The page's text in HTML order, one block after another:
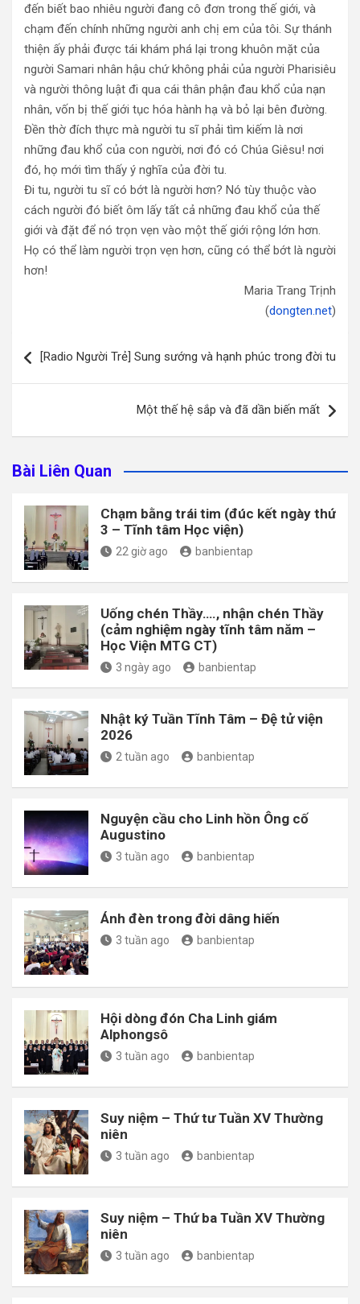
đến biết bao nhiêu người đang cô đơn trong thế giới, và
chạm đến chính những người anh chị em của tôi. Sự thánh
thiện ấy phải được tái khám phá lại trong khuôn mặt của
người Samari nhân hậu chứ không phải của người Pharisiêu
và người thông luật đi qua cái thân phận đau khổ của nạn
nhân, vốn bị thế giới tục hóa hành hạ và bỏ lại bên đường.
Đền thờ đích thực mà người tu sĩ phải tìm kiếm là nơi
những đau khổ của con người, nơi đó có Chúa Giêsu! nơi
đó, họ mới tìm thấy ý nghĩa của đời tu.
Đi tu, người tu sĩ có bớt là người hơn? Nó tùy thuộc vào
cách người đó biết ôm lấy tất cả những đau khổ của thế
giới và đặt để nó trọn vẹn vào một thế giới rộng lớn hơn.
Họ có thể làm người trọn vẹn hơn, cũng có thể bớt là người
hơn!
Maria Trang Trịnh
(dongten.net)
hướng
[Radio Người Trẻ] Sung sướng và hạnh phúc trong đời tu
Một thế hệ sắp và đã dần biến mất
Bài Liên Quan
Chạm bằng trái tim (đúc kết ngày thứ
3 – Tĩnh tâm Học viện)
22 giờ ago banbientap
Uống chén Thầy…., nhận chén Thầy
(cảm nghiệm ngày tĩnh tâm năm –
Học Viện MTG CT)
3 ngày ago banbientap
Nhật ký Tuần Tĩnh Tâm – Đệ tử viện
2026
2 tuần ago banbientap
Nguyện cầu cho Linh hồn Ông cố
Augustino
3 tuần ago banbientap
Ánh đèn trong đời dâng hiến
3 tuần ago banbientap
Hội dòng đón Cha Linh giám
Alphongsô
3 tuần ago banbientap
Suy niệm – Thứ tư Tuần XV Thường
niên
3 tuần ago banbientap
Suy niệm – Thứ ba Tuần XV Thường
niên
3 tuần ago banbientap